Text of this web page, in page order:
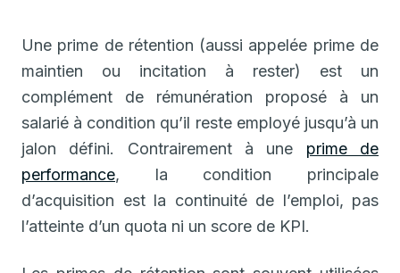
Une prime de rétention (aussi appelée prime de
maintien ou incitation à rester) est un
complément de rémunération proposé à un
salarié à condition qu’il reste employé jusqu’à un
jalon défini. Contrairement à une prime de
performance, la condition principale
d’acquisition est la continuité de l’emploi, pas
l’atteinte d’un quota ni un score de KPI.